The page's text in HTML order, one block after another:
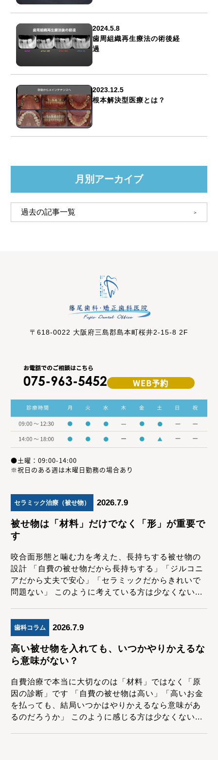
2024.5.8
歯周組織再生療法の術後経
過
2023.12.5
根本解決型医療とは？
月別アーカイブ
〒618-0022 大阪府三島郡島本町桜井2-15-8 2F
お電話でのご相談はこちら
075-963-5452 WEB予約
●土曜：09:00-14:00
※祝日のある週は木曜日勤務の場合あり
セラミック治療（被せ物） 2026.7.9
被せ物は「材料」だけでなく「形」が重要で
す
咬合面形態と噛む力を考えた、長持ちする被せ物の
設計 「自費の被せ物だから長持ちする」「ジルコニ
アだから丈夫で安心」「セラミックだからきれいで
問題ない」 このように考えている方は少なくない...
歯科コラム 2026.7.9
高い被せ物を入れても、いつかやりかえるな
ら意味がない？
自費治療で本当に大切なのは「材料」ではなく「原
因の診断」です 「自費の被せ物は高い」「高いお金
を払っても、結局いつかはやりかえるなら意味があ
るのだろうか」 このように感じる方は少なくない...